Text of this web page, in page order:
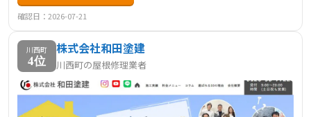
確認日：2026-07-21
川西町
4位
株式会社和田塗建
川西町の屋根修理業者